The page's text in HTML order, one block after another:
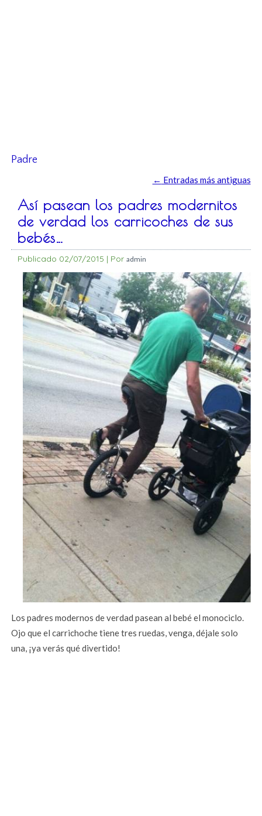
Padre
← Entradas más antiguas
Así pasean los padres modernitos
de verdad los carricoches de sus
bebés…
Publicado 02/07/2015 | Por admin
Los padres modernos de verdad pasean al bebé el monociclo.
Ojo que el carrichoche tiene tres ruedas, venga, déjale solo
una, ¡ya verás qué divertido!